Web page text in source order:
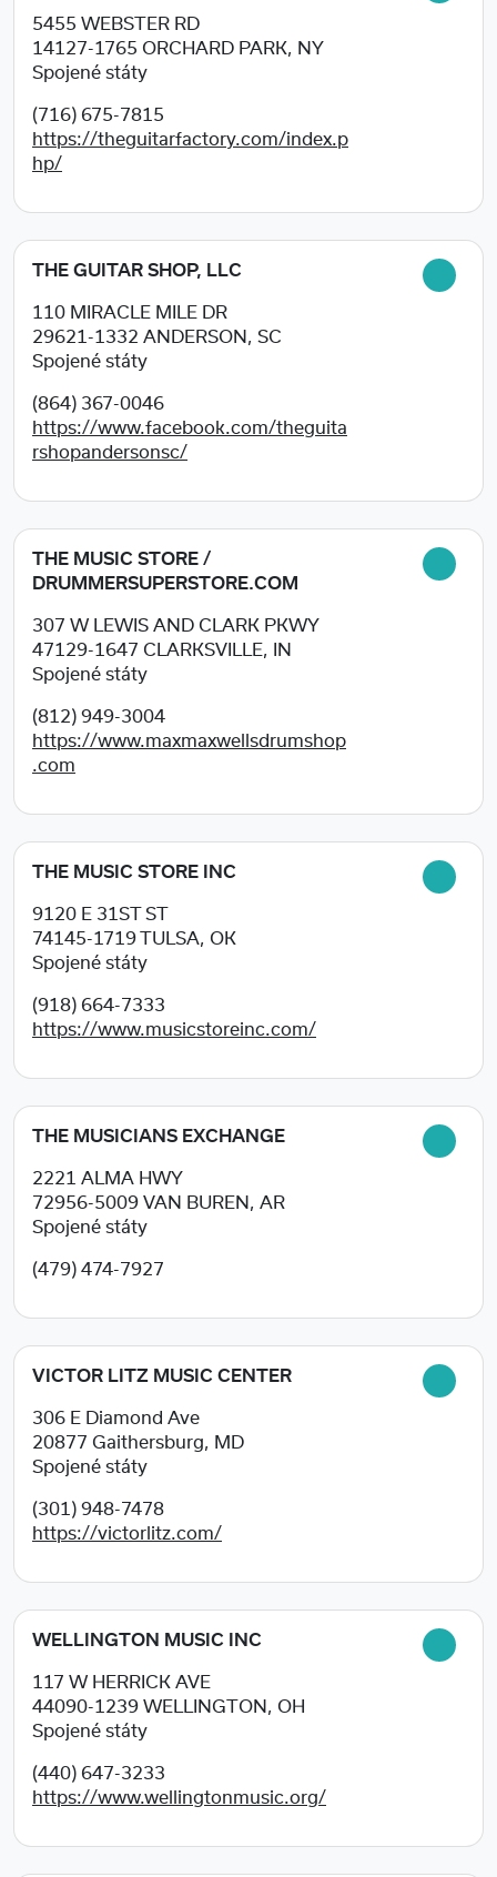
5455 WEBSTER RD
14127-1765 ORCHARD PARK, NY
Spojené státy
(716) 675-7815
https://theguitarfactory.com/index.p
hp/
THE GUITAR SHOP, LLC
110 MIRACLE MILE DR
29621-1332 ANDERSON, SC
Spojené státy
(864) 367-0046
https://www.facebook.com/theguita
rshopandersonsc/
THE MUSIC STORE /
DRUMMERSUPERSTORE.COM
307 W LEWIS AND CLARK PKWY
47129-1647 CLARKSVILLE, IN
Spojené státy
(812) 949-3004
https://www.maxmaxwellsdrumshop
.com
THE MUSIC STORE INC
9120 E 31ST ST
74145-1719
TULSA, OK
Spojené státy
(918) 664-7333
https://www.musicstoreinc.com/
THE MUSICIANS EXCHANGE
2221 ALMA HWY
72956-5009 VAN BUREN, AR
Spojené státy
(479) 474-7927
VICTOR LITZ MUSIC CENTER
306 E Diamond Ave
20877 Gaithersburg, MD
Spojené státy
(301) 948-7478
https://victorlitz.com/
WELLINGTON MUSIC INC
117 W HERRICK AVE
44090-1239 WELLINGTON, OH
Spojené státy
(440) 647-3233
https://www.wellingtonmusic.org/